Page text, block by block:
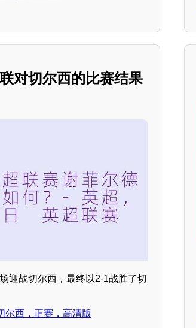
对切尔西的比赛结果
迎战切尔西，最终以2-1战胜了切
尔西，正赛，高清版